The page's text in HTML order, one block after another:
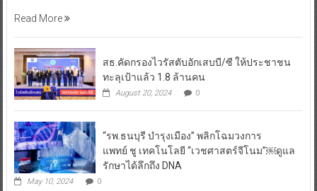
Read More
สธ.คัดกรองไวรัสตับอักเสบบี/ซี ให้ประชาชน
ทะลุเป้าแล้ว 1.8 ล้านคน
August 20, 2024 0
“รพ.ธนบุรี บำรุงเมือง” พลิกโฉมวงการ
แพทย์ ชู เทคโนโลยี “เวชศาสตร์จีโนม”￼ดูแล
รักษาได้ลึกถึง DNA
May 10, 2024 0